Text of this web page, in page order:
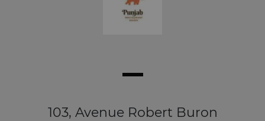
103, Avenue Robert Buron